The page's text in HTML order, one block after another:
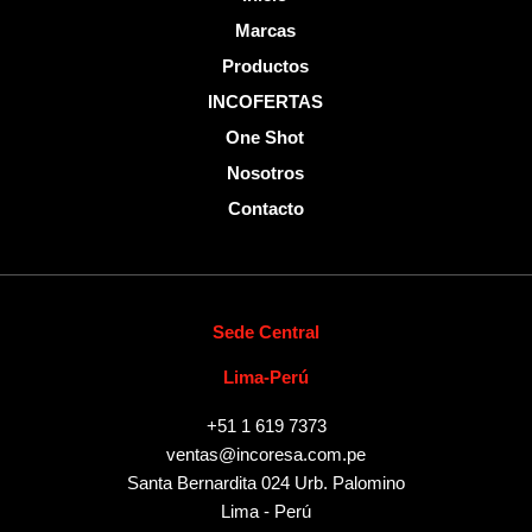
Marcas
Productos
INCOFERTAS
One Shot
Nosotros
Contacto
Sede Central
Lima-Perú
+51 1 619 7373
ventas@incoresa.com.pe
Santa Bernardita 024 Urb. Palomino
Lima - Perú